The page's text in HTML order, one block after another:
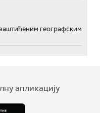
географским
апликацију